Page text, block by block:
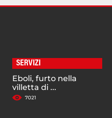
SERVIZI
Eboli, furto nella
villetta di ...
7021